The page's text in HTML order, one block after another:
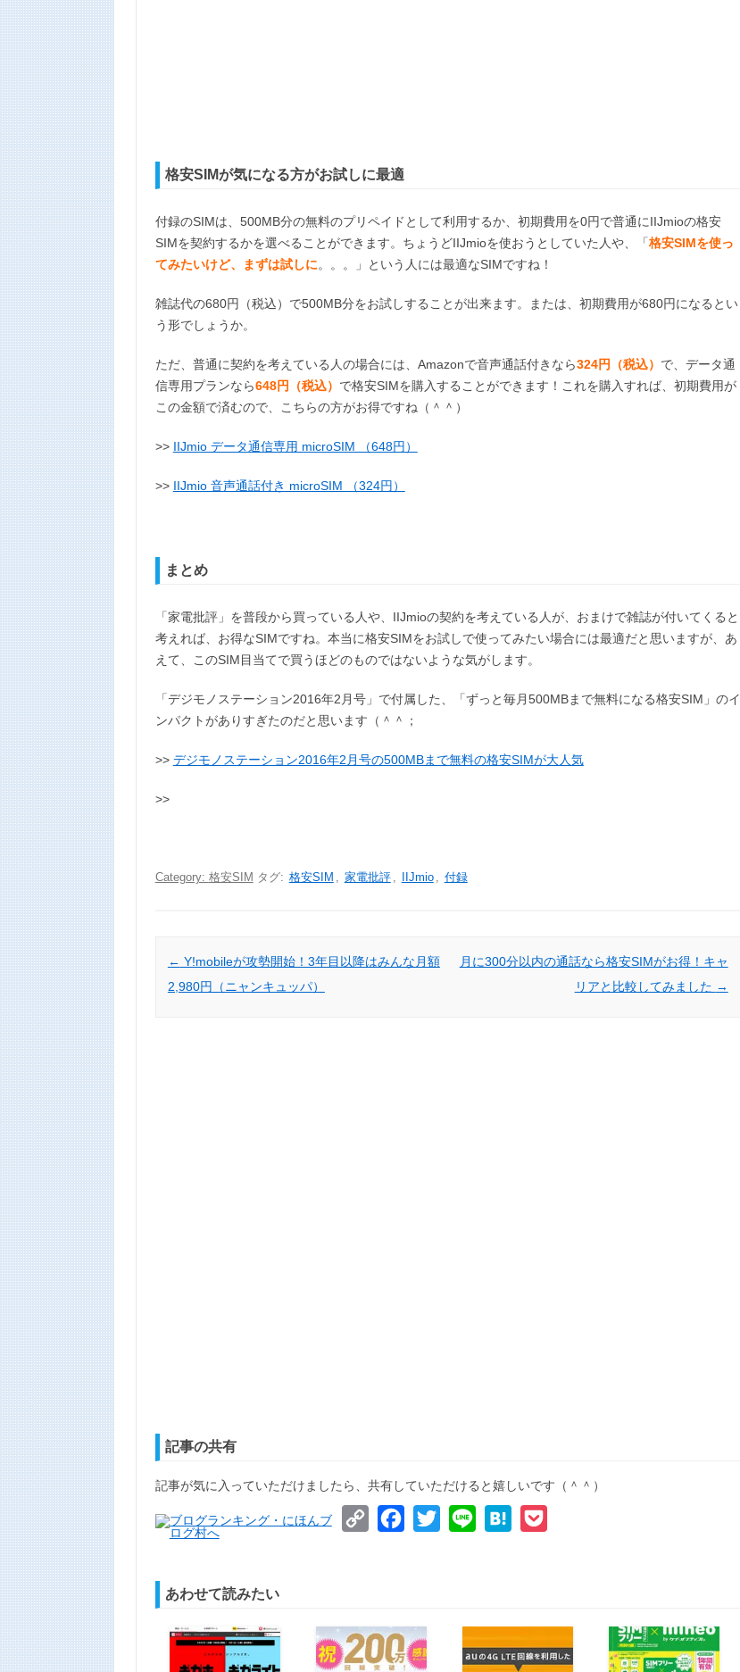
格安SIMが気になる方がお試しに最適
付録のSIMは、500MB分の無料のプリペイドとして利用するか、初期費用を0円で普通にIIJmioの格安
SIMを契約するかを選べることができます。ちょうどIIJmioを使おうとしていた人や、「格安SIMを使っ
てみたいけど、まずは試しに。。。」という人には最適なSIMですね！
雑誌代の680円（税込）で500MB分をお試しすることが出来ます。または、初期費用が680円になるとい
う形でしょうか。
ただ、普通に契約を考えている人の場合には、Amazonで音声通話付きなら324円（税込） で、データ通
信専用プランなら648円（税込） で格安SIMを購入することができます！これを購入すれば、初期費用が
この金額で済むので、こちらの方がお得ですね（＾＾）
>> IIJmio データ通信専用 microSIM （648円）
>> IIJmio 音声通話付き microSIM （324円）
まとめ
「家電批評」を普段から買っている人や、IIJmioの契約を考えている人が、おまけで雑誌が付いてくると
考えれば、お得なSIMですね。本当に格安SIMをお試しで使ってみたい場合には最適だと思いますが、あ
えて、このSIM目当てで買うほどのものではないような気がします。
「デジモノステーション2016年2月号」で付属した、「ずっと毎月500MBまで無料になる格安SIM」のイ
ンパクトがありすぎたのだと思います（＾＾；
>> デジモノステーション2016年2月号の500MBまで無料の格安SIMが大人気
>>
Category: 格安SIM タグ: 格安SIM , 家電批評 , IIJmio , 付録
Post navigation
← Y!mobileが攻勢開始！3年目以降はみんな月額
2,980円（ニャンキュッパ）
月に300分以内の通話なら格安SIMがお得！キャ
リアと比較してみました →
記事の共有
記事が気に入っていただけましたら、共有していただけると嬉しいです（＾＾）
Copy
Facebook
Twitter Line Hatena
あわせて読みたい